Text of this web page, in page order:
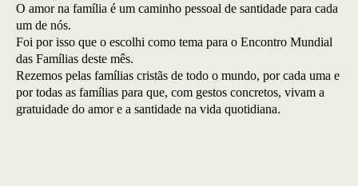
O amor na família é um caminho pessoal de santidade para cada
um de nós.
Foi por isso que o escolhi como tema para o Encontro Mundial
das Famílias deste mês.
Rezemos pelas famílias cristãs de todo o mundo, por cada uma e
por todas as famílias para que, com gestos concretos, vivam a
gratuidade do amor e a santidade na vida quotidiana.